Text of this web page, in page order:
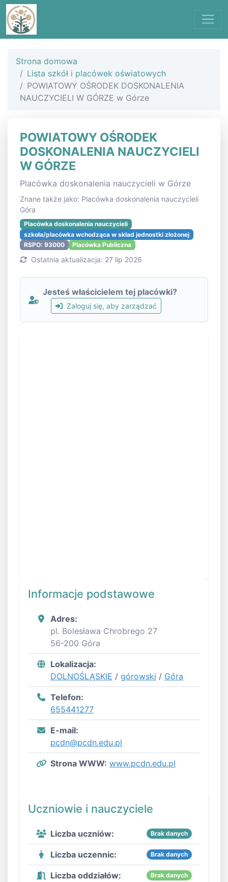
Strona domowa
Lista szkół i placówek oświatowych
POWIATOWY OŚRODEK DOSKONALENIA
NAUCZYCIELI W GÓRZE w Górze
POWIATOWY OŚRODEK
DOSKONALENIA NAUCZYCIELI
W GÓRZE
Placówka doskonalenia nauczycieli w Górze
Znane także jako: Placówka doskonalenia nauczycieli
Góra
Placówka doskonalenia nauczycieli
szkoła/placówka wchodząca w skład jednostki złożonej
RSPO: 93000
Placówka Publiczna
Ostatnia aktualizacja: 27 lip 2026
Jesteś właścicielem tej placówki?
Zaloguj się, aby zarządzać
Informacje podstawowe
Adres:
pl. Bolesława Chrobrego 27
56-200 Góra
Lokalizacja:
DOLNOŚLĄSKIE / górowski / Góra
Telefon:
655441277
E-mail:
pcdn@pcdn.edu.pl
Strona WWW: www.pcdn.edu.pl
Uczniowie i nauczyciele
Liczba uczniów: Brak danych
Liczba uczennic: Brak danych
Liczba oddziałów: Brak danych